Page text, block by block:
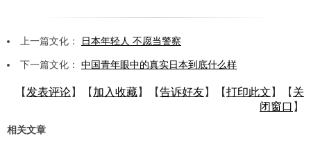
上一篇文化： 日本年轻人 不愿当警察
下一篇文化： 中国青年眼中的真实日本到底什么样
【 发表评论】【 加入收藏】【告诉好友】【打印此文 】【 关
闭窗口 】
相关文章